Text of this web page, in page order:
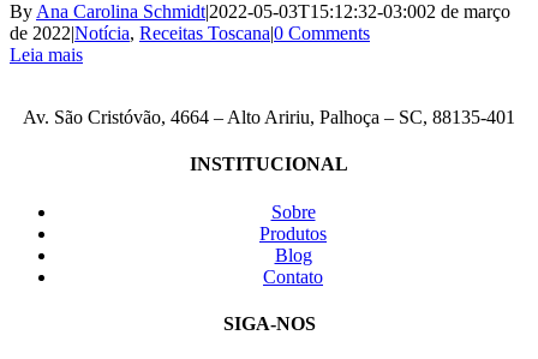
By Ana Carolina Schmidt|2022-05-03T15:12:32-03:002 de março
de 2022|Notícia, Receitas Toscana|0 Comments
Leia mais
Av. São Cristóvão, 4664 – Alto Aririu, Palhoça – SC, 88135-401
INSTITUCIONAL
Sobre
Produtos
Blog
Contato
SIGA-NOS